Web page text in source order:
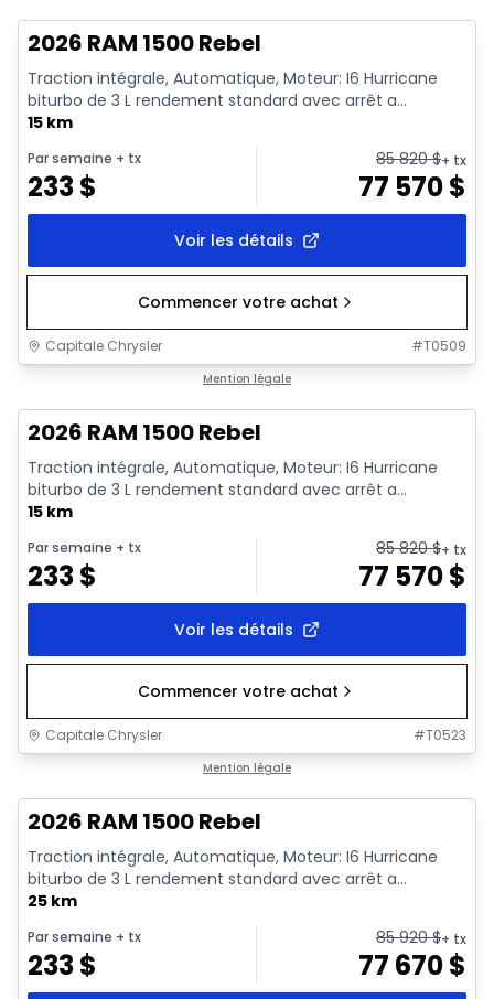
2026 RAM 1500 Rebel
Traction intégrale, Automatique, Moteur: I6 Hurricane
biturbo de 3 L rendement standard avec arrêt a...
15 km
Par semaine + tx
233$
85 820$+ tx
77 570$
Voir les détails
Commencer votre achat
Capitale Chrysler #T0509
Mention légale
2026 RAM 1500 Rebel
Traction intégrale, Automatique, Moteur: I6 Hurricane
biturbo de 3 L rendement standard avec arrêt a...
15 km
Par semaine + tx
233$
85 820$+ tx
77 570$
Voir les détails
Commencer votre achat
Capitale Chrysler #T0523
Mention légale
2026 RAM 1500 Rebel
Traction intégrale, Automatique, Moteur: I6 Hurricane
biturbo de 3 L rendement standard avec arrêt a...
25 km
Par semaine + tx
233$
85 920$+ tx
77 670$